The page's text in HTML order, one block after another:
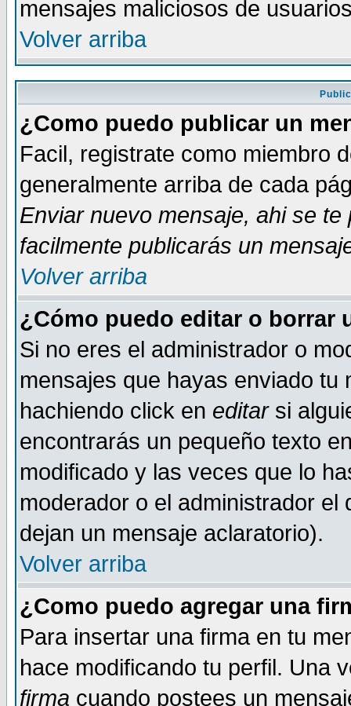
mensajes maliciosos de
Volver arriba
¿Como puedo publicar un
Facil, registrate como miembro
generalmente arriba de cada
Enviar nuevo mensaje, ahi se te
facilmente publicarás un
Volver arriba
¿Cómo puedo editar o borrar
Si no eres el administrador o
mensajes que hayas enviado tu
hachiendo click en editarsi
encontrarás un pequeño texto
modificado y las veces que lo
moderador o el administrador
dejan un mensaje aclaratorio).
Volver arriba
¿Como puedo agregar una
Para insertar una firma en tu
hace modificando tu perfil. Una
firma cuando postees un